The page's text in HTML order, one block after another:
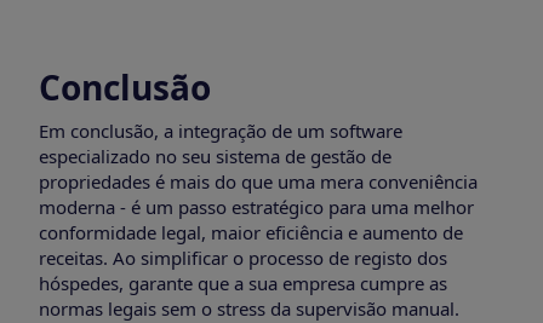
Conclusão
Em conclusão, a integração de um software
especializado no seu sistema de gestão de
propriedades é mais do que uma mera conveniência
moderna - é um passo estratégico para uma melhor
conformidade legal, maior eficiência e aumento de
receitas. Ao simplificar o processo de registo dos
hóspedes, garante que a sua empresa cumpre as
normas legais sem o stress da supervisão manual.